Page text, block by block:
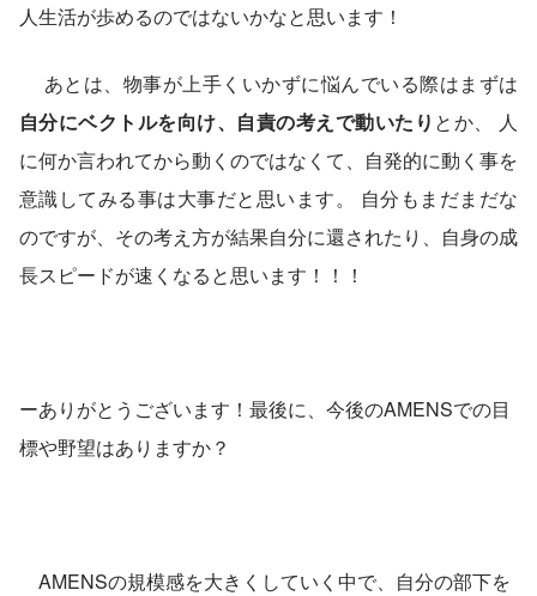
人生活が歩めるのではないかなと思います！
あとは、物事が上手くいかずに悩んでいる際はまずは
自分にベクトルを向け、自責の考えで動いたり とか、 人
に何か言われてから動くのではなくて、自発的に動く事を
意識してみる事は大事だと思います。 自分もまだまだな
のですが、その考え方が結果自分に還されたり、自身の成
長スピードが速くなると思います！！！
ーありがとうございます！最後に、今後のAMENSでの目
標や野望はありますか？
AMENSの規模感を大きくしていく中で、自分の部下を